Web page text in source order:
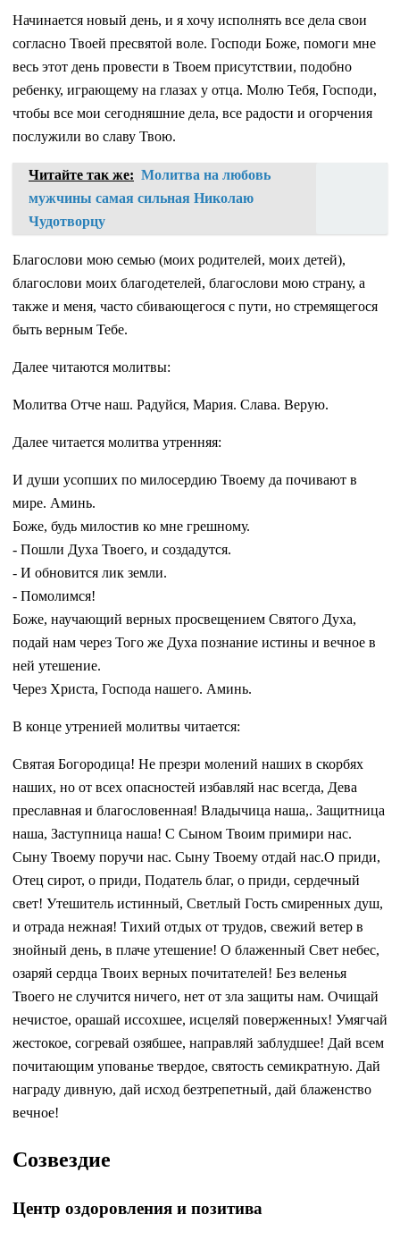
Начинается новый день, и я хочу исполнять все дела свои
согласно Твоей пресвятой воле. Господи Боже, помоги мне
весь этот день провести в Твоем присутствии, подобно
ребенку, играющему на глазах у отца. Молю Тебя, Господи,
чтобы все мои сегодняшние дела, все радости и огорчения
послужили во славу Твою.
Читайте так же: Молитва на любовь
мужчины самая сильная Николаю
Чудотворцу
Благослови мою семью (моих родителей, моих детей),
благослови моих благодетелей, благослови мою страну, а
также и меня, часто сбивающегося с пути, но стремящегося
быть верным Тебе.
Далее читаются молитвы:
Молитва Отче наш. Радуйся, Мария. Слава. Верую.
Далее читается молитва утренняя:
И души усопших по милосердию Твоему да почивают в
мире. Аминь.
Боже, будь милостив ко мне грешному.
­- Пошли Духа Твоего, и создадутся.
­- И обновится лик земли.
­- Помолимся!
Боже, научающий верных просвещением Святого Духа,
подай нам через Того же Духа познание истины и вечное в
ней утешение.
Через Христа, Господа нашего. Аминь.
В конце утренией молитвы читается:
Святая Богородица! Не презри молений наших в скорбях
наших, но от всех опасностей избавляй нас всегда, Дева
преславная и благословенная! Владычица наша,. Защитница
наша, Заступница наша! С Сыном Твоим примири нас.
Сыну Твоему поручи нас. Сыну Твоему отдай нас.О приди,
Отец сирот, о приди, Податель благ, о приди, сердечный
свет! Утешитель истинный, Светлый Гость смиренных душ,
и отрада нежная! Тихий отдых от трудов, свежий ветер в
знойный день, в плаче утешение! О блаженный Свет небес,
озаряй сердца Твоих верных почитателей! Без веленья
Твоего не случится ничего, нет от зла защиты нам. Очищай
нечистое, орашай иссохшее, исцеляй поверженных! Умягчай
жестокое, согревай озябшее, направляй заблудшее! Дай всем
почитающим упованье твердое, святость семикратную. Дай
награду дивную, дай исход безтрепетный, дай блаженство
вечное!
Созвездие
Центр оздоровления и позитива